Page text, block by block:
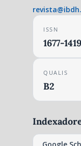
ISSN
1677-1419
QUALIS
B2